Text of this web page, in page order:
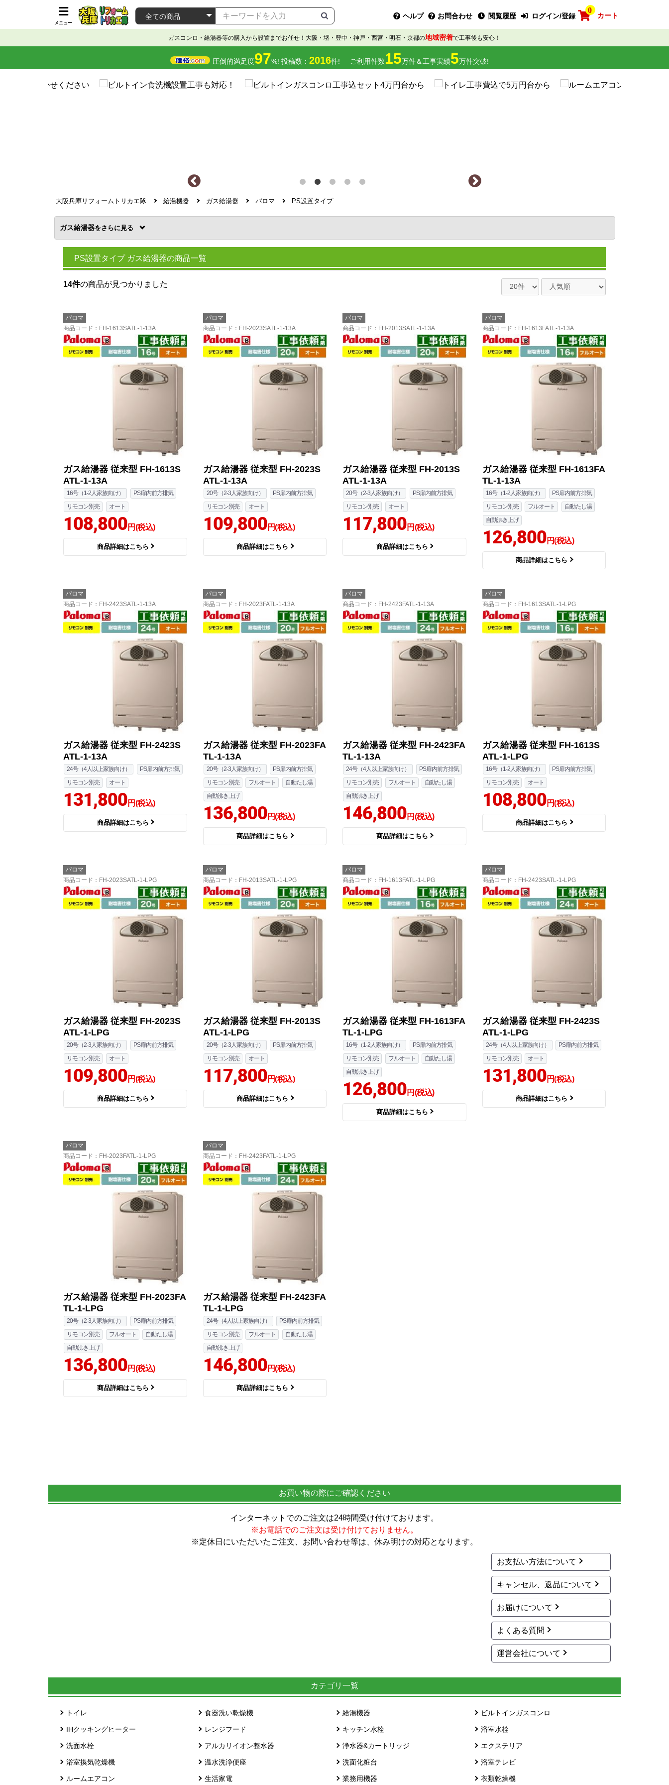
メニュー
ヘルプ お問合わせ 閲覧履歴 ログイン/登録
0
カート
ガスコンロ・給湯器等の購入から設置までお任せ！大阪・堺・豊中・神戸・西宮・明石・京都の地域密着で工事後も安心！
圧倒的満足度97%! 投稿数： 2016件! ご利用件数15万件＆工事実績5万件突破!
大阪兵庫リフォームトリカエ隊 給湯機器 ガス給湯器 パロマ PS設置タイプ
ガス給湯器を
PS設置タイプ ガス給湯器の商品一覧
14件の商品が見つかりました
パロマ
商品コード ：FH-1613SATL-1-13A
ガス給湯器 従来型 FH-1613S
ATL-1-13A
16号（1-2人家族向け）
PS扉内前方排気
リモコン別売
オート
108,800円(税込)
商品詳細はこちら
パロマ
商品コード ：FH-2023SATL-1-13A
ガス給湯器 従来型 FH-2023S
ATL-1-13A
20号（2-3人家族向け）
PS扉内前方排気
リモコン別売
オート
109,800円(税込)
商品詳細はこちら
パロマ
商品コード ：FH-2013SATL-1-13A
ガス給湯器 従来型 FH-2013S
ATL-1-13A
20号（2-3人家族向け）
PS扉内前方排気
リモコン別売
オート
117,800円(税込)
商品詳細はこちら
パロマ
商品コード ：FH-1613FATL-1-13A
ガス給湯器 従来型 FH-1613FA
TL-1-13A
16号（1-2人家族向け）
PS扉内前方排気
リモコン別売
フルオート
自動たし湯
自動沸き上げ
126,800円(税込)
商品詳細はこちら
パロマ
商品コード ：FH-2423SATL-1-13A
ガス給湯器 従来型 FH-2423S
ATL-1-13A
24号（4人以上家族向け）
PS扉内前方排気
リモコン別売
オート
131,800円(税込)
商品詳細はこちら
パロマ
商品コード ：FH-2023FATL-1-13A
ガス給湯器 従来型 FH-2023FA
TL-1-13A
20号（2-3人家族向け）
PS扉内前方排気
リモコン別売
フルオート
自動たし湯
自動沸き上げ
136,800円(税込)
商品詳細はこちら
パロマ
商品コード ：FH-2423FATL-1-13A
ガス給湯器 従来型 FH-2423FA
TL-1-13A
24号（4人以上家族向け）
PS扉内前方排気
リモコン別売
フルオート
自動たし湯
自動沸き上げ
146,800円(税込)
商品詳細はこちら
パロマ
商品コード ：FH-1613SATL-1-LPG
ガス給湯器 従来型 FH-1613S
ATL-1-LPG
16号（1-2人家族向け）
PS扉内前方排気
リモコン別売
オート
108,800円(税込)
商品詳細はこちら
パロマ
商品コード ：FH-2023SATL-1-LPG
ガス給湯器 従来型 FH-2023S
ATL-1-LPG
20号（2-3人家族向け）
PS扉内前方排気
リモコン別売
オート
109,800円(税込)
商品詳細はこちら
パロマ
商品コード ：FH-2013SATL-1-LPG
ガス給湯器 従来型 FH-2013S
ATL-1-LPG
20号（2-3人家族向け）
PS扉内前方排気
リモコン別売
オート
117,800円(税込)
商品詳細はこちら
パロマ
商品コード ：FH-1613FATL-1-LPG
ガス給湯器 従来型 FH-1613FA
TL-1-LPG
16号（1-2人家族向け）
PS扉内前方排気
リモコン別売
フルオート
自動たし湯
自動沸き上げ
126,800円(税込)
商品詳細はこちら
パロマ
商品コード ：FH-2423SATL-1-LPG
ガス給湯器 従来型 FH-2423S
ATL-1-LPG
24号（4人以上家族向け）
PS扉内前方排気
リモコン別売
オート
131,800円(税込)
商品詳細はこちら
パロマ
商品コード ：FH-2023FATL-1-LPG
ガス給湯器 従来型 FH-2023FA
TL-1-LPG
20号（2-3人家族向け）
PS扉内前方排気
リモコン別売
フルオート
自動たし湯
自動沸き上げ
136,800円(税込)
商品詳細はこちら
パロマ
商品コード ：FH-2423FATL-1-LPG
ガス給湯器 従来型 FH-2423FA
TL-1-LPG
24号（4人以上家族向け）
PS扉内前方排気
リモコン別売
フルオート
自動たし湯
自動沸き上げ
146,800円(税込)
商品詳細はこちら
お買い物の際にご確認ください
インターネットでのご注文は24時間受け付けております。
※お電話でのご注文は受け付けておりません。
※定休日にいただいたご注文、お問い合わせ等は、休み明けの対応となります。
お支払い方法について
キャンセル、返品について
お届けについて
よくある質問
運営会社について
カテゴリ一覧
トイレ 食器洗い乾燥機 給湯機器 ビルトインガスコンロ
IHクッキングヒーター レンジフード キッチン水栓 浴室水栓
洗面水栓 アルカリイオン整水器 浄水器&カートリッジ エクステリア
浴室換気乾燥機 温水洗浄便座 洗面化粧台 浴室テレビ
ルームエアコン 生活家電 業務用機器 衣類乾燥機